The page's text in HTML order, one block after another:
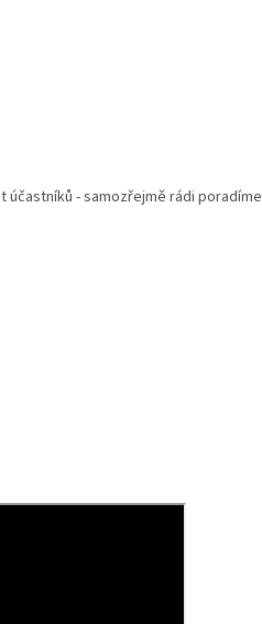
- samozřejmě rádi poradíme